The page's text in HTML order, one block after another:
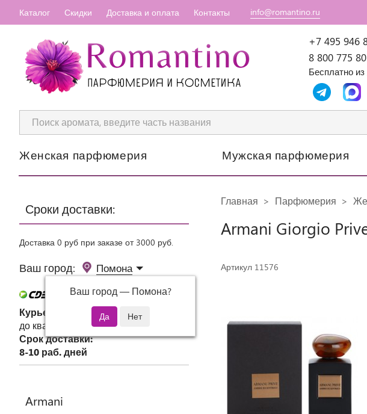
Каталог Скидки Доставка и оплата Контакты info@romantino.ru
+7 495 946
8 800 775 80
Бесплатно из
Женская парфюмерия Мужская парфюмерия
Сроки доставки:
Доставка 0 руб при заказе от 3000 руб.
Ваш город: Помона
Ваш город — Помона?
Курьер СДЭК
до квартиры или офиса
Срок доставки:
8-10 раб. дней
Armani
Главная Парфюмерия
Armani Giorgio
Артикул 11576